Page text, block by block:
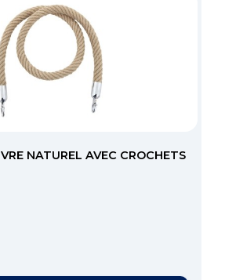
NATUREL AVEC CROCHETS